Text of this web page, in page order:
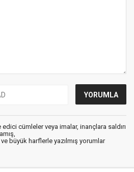
cümleler veya imalar, inançlara saldırı
büyük harflerle yazılmış yorumlar